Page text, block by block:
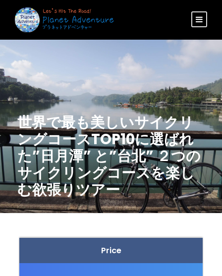
世界で最も美しいサイクリ
ングコースTOP10に選ばれ
た”日月潭” と”台北” ２つの
サイクリングコースを楽し
む欲張りツアー
Price